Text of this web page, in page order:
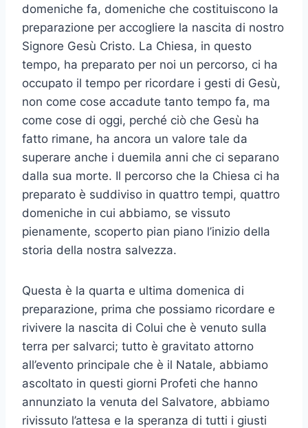
domeniche fa, domeniche che costituiscono la
preparazione per accogliere la nascita di nostro
Signore Gesù Cristo. La Chiesa, in questo
tempo, ha preparato per noi un percorso, ci ha
occupato il tempo per ricordare i gesti di Gesù,
non come cose accadute tanto tempo fa, ma
come cose di oggi, perché ciò che Gesù ha
fatto rimane, ha ancora un valore tale da
superare anche i duemila anni che ci separano
dalla sua morte. Il percorso che la Chiesa ci ha
preparato è suddiviso in quattro tempi, quattro
domeniche in cui abbiamo, se vissuto
pienamente, scoperto pian piano l’inizio della
storia della nostra salvezza.
Questa è la quarta e ultima domenica di
preparazione, prima che possiamo ricordare e
rivivere la nascita di Colui che è venuto sulla
terra per salvarci; tutto è gravitato attorno
all’evento principale che è il Natale, abbiamo
ascoltato in questi giorni Profeti che hanno
annunziato la venuta del Salvatore, abbiamo
rivissuto l’attesa e la speranza di tutti i giusti